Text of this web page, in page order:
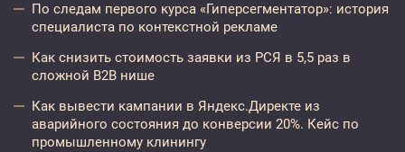
По следам первого курса «Гиперсегментатор»: история
специалиста по контекстной рекламе
Как снизить стоимость заявки из РСЯ в 5,5 раз в
сложной B2B нише
Как вывести кампании в Яндекс.Директе из
аварийного состояния до конверсии 20%. Кейс по
промышленному клинингу